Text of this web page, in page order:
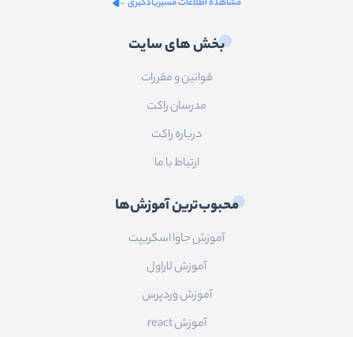
بخش های سایت
قوانین و مقررات
مدرسان راکت
درباره راکت
ارتباط با ما
محبوب‌ترین آموزش‌ها
آموزش جاوا اسکریپت
آموزش لاراول
آموزش وردپرس
آموزش react